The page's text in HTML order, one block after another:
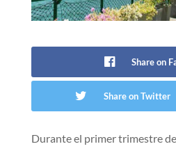
Share on
Share on Twitter
Durante el primer trimestre